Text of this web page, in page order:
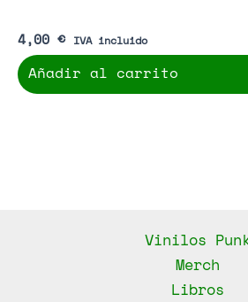
4,00 € IVA incluido
Añadir al carrito
Vinilos
Merch
Libros